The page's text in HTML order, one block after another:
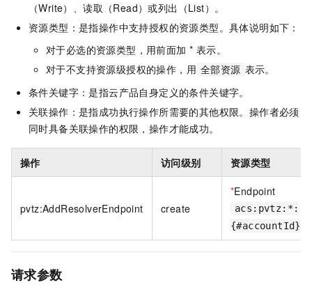
（Write）、读取（Read）或列出（List）。
资源类型：是指操作中支持授权的资源类型。具体说明如下：
对于必选的资源类型，用前面加 * 表示。
对于不支持资源级授权的操作，用 全部资源 表示。
条件关键字：是指云产品自身定义的条件关键字。
关联操作：是指成功执行操作所需要的其他权限。操作者必须
同时具备关联操作的权限，操作才能成功。
操作 访问级别 资源类型
pvtz:AddResolverEndpoint create
*Endpoint
acs:pvtz:*:
请求参数